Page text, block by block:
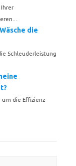
die
Schleuderleistung
um die Effizienz